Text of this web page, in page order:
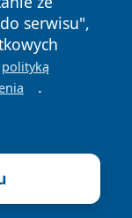
serwisu",
polityką
.
Cookies